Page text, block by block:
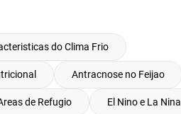
do Clima Frio
Antracnose no Feijao
de Refugio El Nino e La Nina